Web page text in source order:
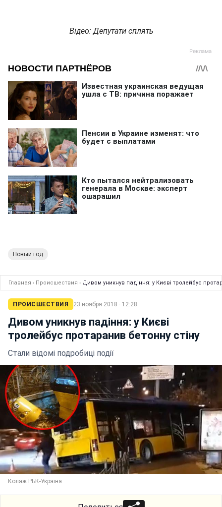
Відео: Депутати сплять
Новый год
Главная › Происшествия › Дивом уникнув падіння: у Києві тролейбус
ПРОИСШЕСТВИЯ 23 ноября 2018 · 12:28
Дивом уникнув падіння: у Києві
тролейбус протаранив бетонну стіну
Стали відомі подробиці події
Колаж РБК-Україна